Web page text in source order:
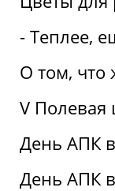
- Теплее,
О том, что
V Полевая
День АПК
День АПК